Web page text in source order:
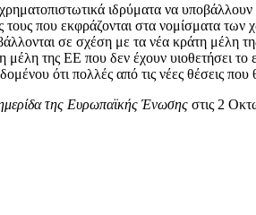
ιδρύματα να υποβάλλουν
που εκφράζονται στα νομίσματα
σε σχέση με τα νέα κράτη μέλη
μέλη της ΕΕ που δεν έχουν υιοθετήσει το
ότι πολλές από τις νέες θέσεις
της Ευρωπαϊκής Ένωσης στις 2